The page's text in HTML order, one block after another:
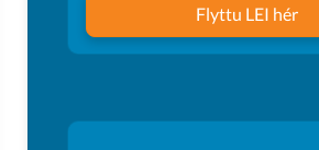
Flyttu LEI hér